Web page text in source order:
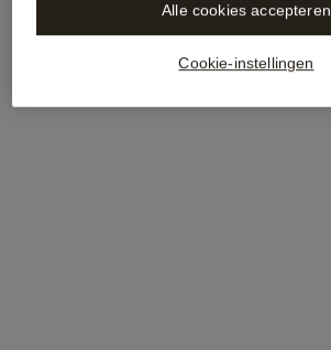
Cookie-instellingen
Alle cookies accepteren